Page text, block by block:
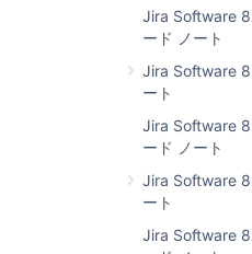
Jira Software
ード ノート
Jira Software
ート
Jira Software
ード ノート
Jira Software
ート
Jira Software
JIRA Upgrade or Install
display the GUI Error
Jira installer terminates
due to incomplete
What cannot be
and custom app access